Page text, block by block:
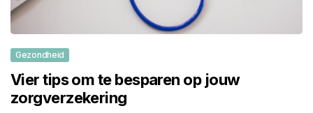
Gezondheid
Vier tips om te besparen op jouw
zorgverzekering